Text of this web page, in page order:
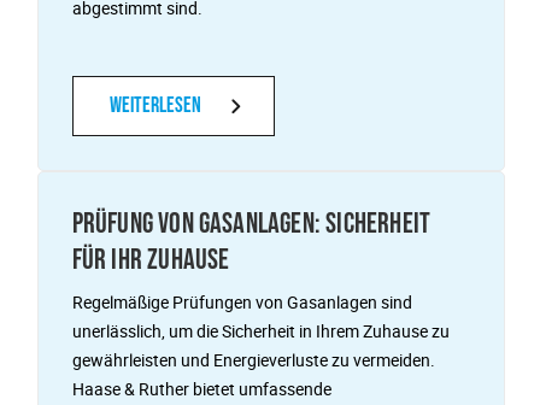
abgestimmt sind.
Weiterlesen
PRÜFUNG VON GASANLAGEN: SICHERHEIT
FÜR IHR ZUHAUSE
Regelmäßige Prüfungen von Gasanlagen sind
unerlässlich, um die Sicherheit in Ihrem Zuhause zu
gewährleisten und Energieverluste zu vermeiden.
Haase & Ruther bietet umfassende